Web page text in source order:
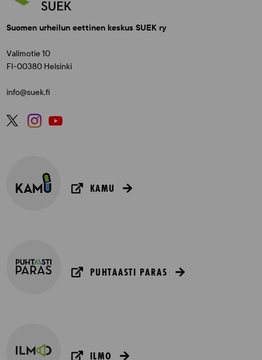
Suomen urheilun eettinen keskus SUEK ry
Valimotie 10
FI-00380 Helsinki
info@suek.fi
KAMU
PUHTAASTI PARAS
ILMO